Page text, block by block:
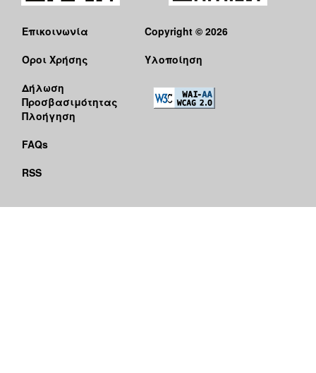
Επικοινωνία
Όροι Χρήσης
Δήλωση
Προσβασιμότητας
Πλοήγηση
FAQs
RSS
Copyright © 2026
Υλοποίηση